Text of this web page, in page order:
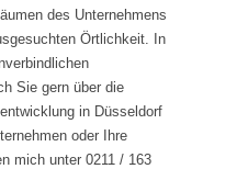
des Unternehmens
Örtlichkeit. In
Sie gern über die
in Düsseldorf
oder Ihre
mich unter 0211 / 163